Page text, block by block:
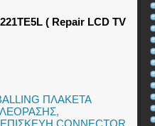
( Repair LCD TV
ΠΛΑΚΕΤΑ
,
ΕΠΙΣΚΕΥΗ CONNECTOR